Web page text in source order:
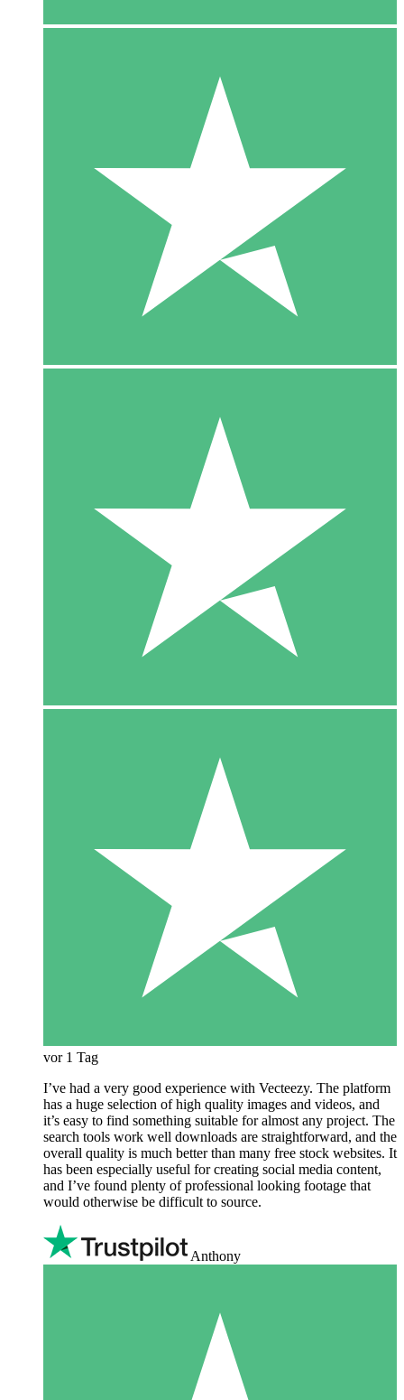
vor 1 Tag
I’ve had a very good experience with Vecteezy. The platform
has a huge selection of high quality images and videos, and
it’s easy to find something suitable for almost any project. The
search tools work well downloads are straightforward, and the
overall quality is much better than many free stock websites. It
has been especially useful for creating social media content,
and I’ve found plenty of professional looking footage that
would otherwise be difficult to source.
Anthony